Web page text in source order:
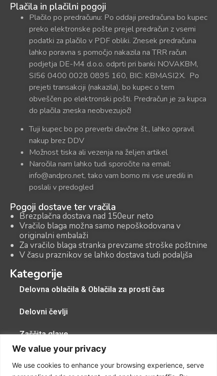
We value your privacy
We use cookies to enhance your browsing experience, serve
Plačila in plačilni pogoji
Plačilo po predračunu: Po oddaji predračuna bo kupec
preko elektronske pošte prejel predračun z vsemi
podatki za plačilo v PDF obliki. Znesek predračuna
lahko poravna s pomočjo nakazila na TRR račun
podjetja DE-M4 d.o.o. odprti pri banki NOVAKBM,
SI56 0400 0028 0895 160, BIC: KBMASI2X. Po
prejeti transakciji (nakazila), bo kupec o tem
obveščen po elektronski pošti. Predračun je za kupca
do plačila zneska neobvezujoč!
Tuji kupec bo po preverbi davčne št., lahko opravil
nakup brez DDV
Možnost tiska ali vezenja na željen artikel
Naročila nam lahko tudi sporočite na email:
info@andpro.net, tako vam bomo mi vse uredili in
poslali v predogled
Pogoji dostave ter vračila
Brezplačna dostava nad 150eur neto
Vračilo blaga možna samo nepoškodovana v
originalni embalaži
Za vračilo blaga stranka prevzame stroške poštnine
V času praznikov se lahko dostava tudi podaljša
Kategorije
Delovna oblačila & Oblačila za prosti čas
Delovni čevlji
Zaščita glave
Zaščitna pregrinjala, zaščitne kape, zaščita dihal